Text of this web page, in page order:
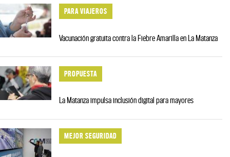
PARA VIAJEROS
Vacunación gratuita contra la Fiebre Amarilla en La Matanza
PROPUESTA
La Matanza impulsa inclusión digital para mayores
MEJOR SEGURIDAD